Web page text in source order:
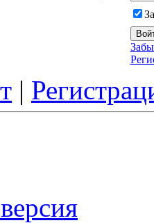
|